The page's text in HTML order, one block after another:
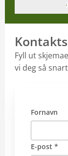
Fyll ut
vi deg så
Fornavn
E-post *